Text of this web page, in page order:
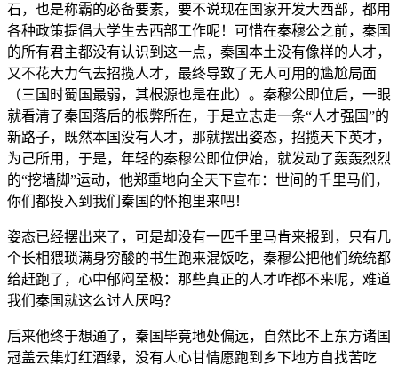
石，也是称霸的必备要素，要不说现在国家开发大西部，都用
各种政策提倡大学生去西部工作呢！可惜在秦穆公之前，秦国
的所有君主都没有认识到这一点，秦国本土没有像样的人才，
又不花大力气去招揽人才，最终导致了无人可用的尴尬局面
（三国时蜀国最弱，其根源也是在此）。秦穆公即位后，一眼
就看清了秦国落后的根弊所在，于是立志走一条“人才强国”的
新路子，既然本国没有人才，那就摆出姿态，招揽天下英才，
为己所用，于是，年轻的秦穆公即位伊始，就发动了轰轰烈烈
的“挖墙脚”运动，他郑重地向全天下宣布：世间的千里马们，
你们都投入到我们秦国的怀抱里来吧！
姿态已经摆出来了，可是却没有一匹千里马肯来报到，只有几
个长相猥琐满身穷酸的书生跑来混饭吃，秦穆公把他们统统都
给赶跑了，心中郁闷至极：那些真正的人才咋都不来呢，难道
我们秦国就这么讨人厌吗？
后来他终于想通了，秦国毕竟地处偏远，自然比不上东方诸国
冠盖云集灯红酒绿，没有人心甘情愿跑到乡下地方自找苦吃